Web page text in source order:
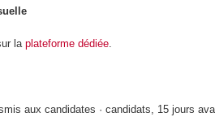
laplateforme dédiée.
aux candidates · candidats, 15 jours